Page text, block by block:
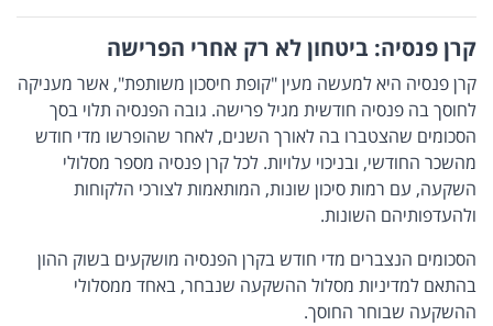
קרן פנסיה: ביטחון לא רק אחרי הפרישה
קרן פנסיה היא למעשה מעין "קופת חיסכון משותפת", אשר מעניקה
לחוסך בה פנסיה חודשית מגיל פרישה. גובה הפנסיה תלוי בסך
הסכומים שהצטברו בה לאורך השנים, לאחר שהופרשו מדי חודש
מהשכר החודשי, ובניכוי עלויות. לכל קרן פנסיה מספר מסלולי
השקעה, עם רמות סיכון שונות, המותאמות לצורכי הלקוחות
ולהעדפותיהם השונות.
הסכומים הנצברים מדי חודש בקרן הפנסיה מושקעים בשוק ההון
בהתאם למדיניות מסלול ההשקעה שנבחר, באחד ממסלולי
ההשקעה שבוחר החוסך.